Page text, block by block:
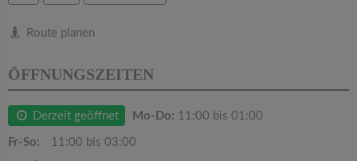
Route planen
ÖFFNUNGSZEITEN
Derzeit geöffnet Mo-Do: 11:00 bis 01:00
Fr-So: 11:00 bis 03:00
v
g